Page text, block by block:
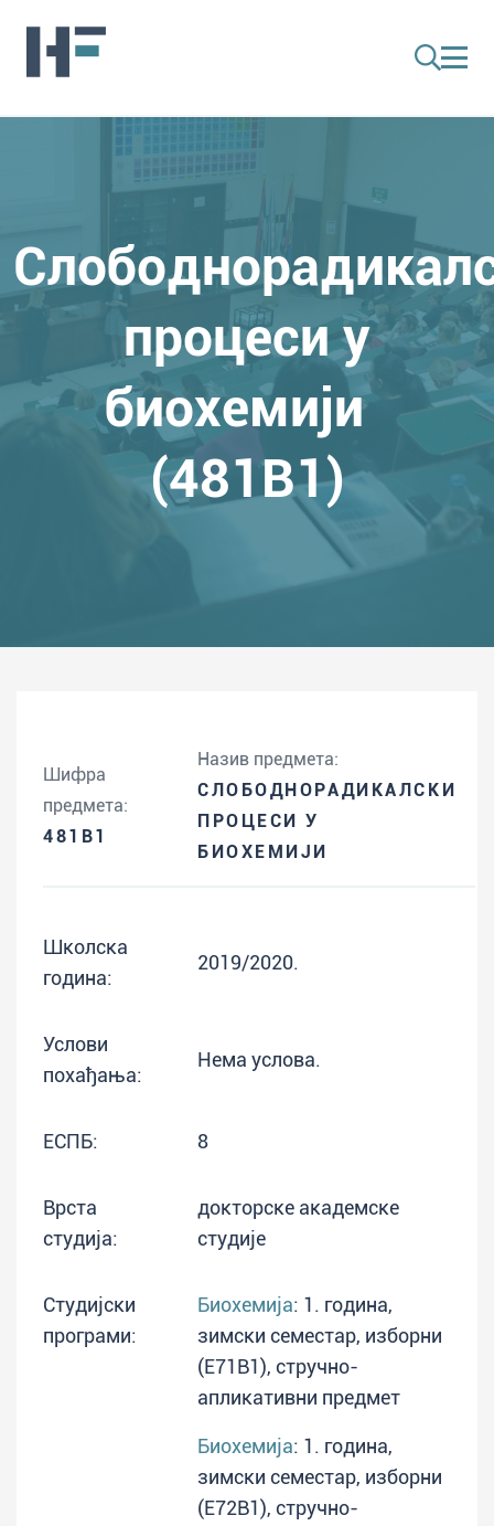
процеси у
биохемији
(481B1)
Шифра
предмета:
481B1
Назив предмета:
СЛОБОДНОРАДИКАЛСКИ
ПРОЦЕСИ У
БИОХЕМИЈИ
Школска
година:
2019/2020.
Услови
похађања:
Нема услова.
ЕСПБ: 8
Врста
студија:
докторске академске
студије
Студијски
програми:
Биохемија: 1. година,
зимски семестар, изборни
(E71B1), стручно-
апликативни предмет
Биохемија: 1. година,
зимски семестар, изборни
(E72B1), стручно-